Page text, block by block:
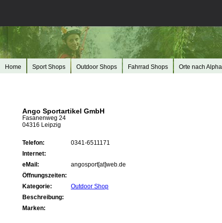
Home Sport Shops Outdoor Shops Fahrrad Shops Orte nach
Ango Sportartikel GmbH
Fasanenweg 24
04316 Leipzig
Telefon:
0341-6511171
Internet:
eMail:
angosport[at]web.de
Öffnungszeiten:
Kategorie:
Outdoor Shop
Beschreibung:
Marken: